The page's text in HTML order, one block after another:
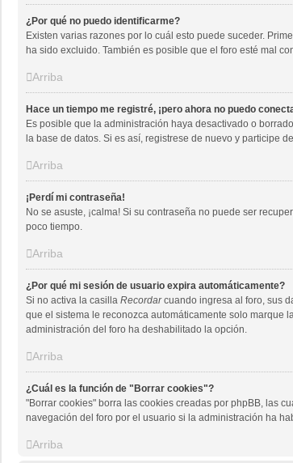
¿Por qué no puedo identificarme?
Existen varias razones por lo cuál esto puede suceder.
ha sido excluido. También es posible que el foro esté mal
Arriba
Hace un tiempo me registré, ¡pero ahora no puedo
Es posible que la administración haya desactivado o
la base de datos. Si es así, registrese de nuevo y participe
Arriba
¡Perdí mi contraseña!
No se asuste, ¡calma! Si su contraseña no puede ser
poco tiempo.
Arriba
¿Por qué mi sesión de usuario expira automáticamente?
Si no activa la casilla Recordarcuando ingresa al foro, sus
que el sistema le reconozca automáticamente solo marque
administración del foro ha deshabilitado la opción.
Arriba
¿Cuál es la función de "Borrar cookies"?
"Borrar cookies" borra las cookies creadas por phpBB, las
navegación del foro por el usuario si la administración ha
Arriba